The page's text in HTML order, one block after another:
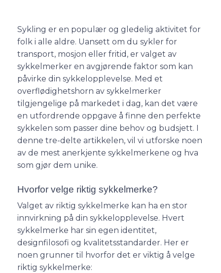
Sykling er en populær og gledelig aktivitet for
folk i alle aldre. Uansett om du sykler for
transport, mosjon eller fritid, er valget av
sykkelmerker en avgjørende faktor som kan
påvirke din sykkelopplevelse. Med et
overflødighetshorn av sykkelmerker
tilgjengelige på markedet i dag, kan det være
en utfordrende oppgave å finne den perfekte
sykkelen som passer dine behov og budsjett. I
denne tre-delte artikkelen, vil vi utforske noen
av de mest anerkjente sykkelmerkene og hva
som gjør dem unike.
Hvorfor velge riktig sykkelmerke?
Valget av riktig sykkelmerke kan ha en stor
innvirkning på din sykkelopplevelse. Hvert
sykkelmerke har sin egen identitet,
designfilosofi og kvalitetsstandarder. Her er
noen grunner til hvorfor det er viktig å velge
riktig sykkelmerke: